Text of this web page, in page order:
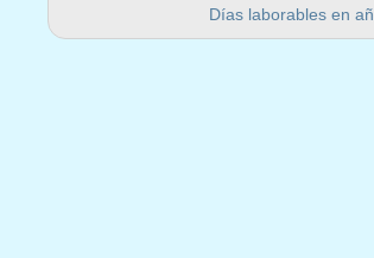
Días laborables en